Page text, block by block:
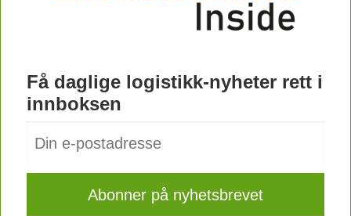
Få daglige logistikk-nyheter rett i
innboksen